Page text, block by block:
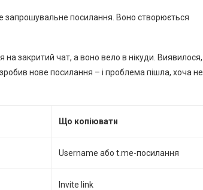
запрошувальне посилання. Воно створюється
закритий чат, а воно вело в нікуди. Виявилося,
нове посилання – і проблема пішла, хоча не
Що копіювати
Username або t.me-посилання
Invite link